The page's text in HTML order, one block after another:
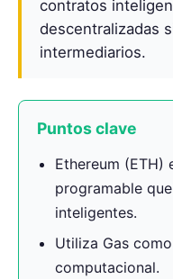
contratos
descentralizadas
intermediarios.
Puntos clave
Ethereum (ETH)
programable
inteligentes.
Utiliza Gas
computacional.